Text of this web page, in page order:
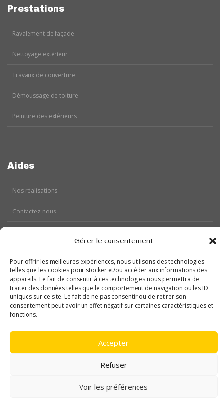
Gérer le consentement
Pour offrir les meilleures expériences, nous utilisons des technologies
telles que les cookies pour stocker et/ou accéder aux informations des
appareils. Le fait de consentir à ces technologies nous permettra de
traiter des données telles que le comportement de navigation ou les ID
uniques sur ce site. Le fait de ne pas consentir ou de retirer son
consentement peut avoir un effet négatif sur certaines caractéristiques et
fonctions.
Accepter
Refuser
Voir les préférences
Prestations
Ravalement de façade
Nettoyage extérieur
Travaux de couverture
Démoussage de toiture
Peinture des extérieurs
Aides
Nos réalisations
Contactez-nous